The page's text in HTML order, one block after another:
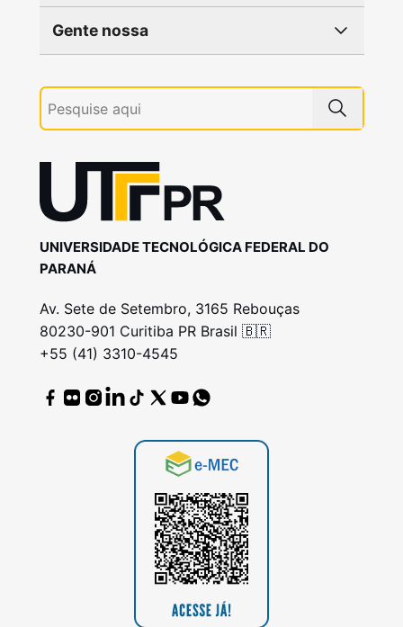
Gente nossa
UNIVERSIDADE TECNOLÓGICA FEDERAL DO
PARANÁ
Av. Sete de Setembro, 3165 Rebouças
80230-901 Curitiba PR Brasil 🇧🇷
+55 (41) 3310-4545